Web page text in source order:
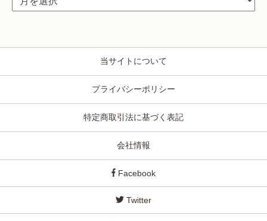
当サイトについて
プライバシーポリシー
特定商取引法に基づく表記
会社情報
Facebook
Twitter